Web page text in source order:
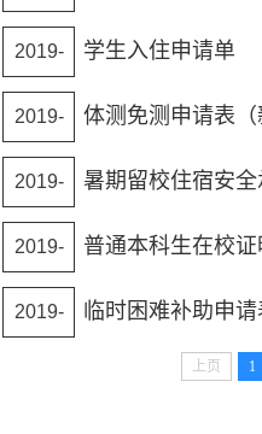
10-24
学生入住申请单
2019-
10-24
体测免测申请表（
2019-
10-24
暑期留校住宿安全
2019-
10-24
普通本科生在校证
2019-
10-24
临时困难补助申请
2019-
上页 1